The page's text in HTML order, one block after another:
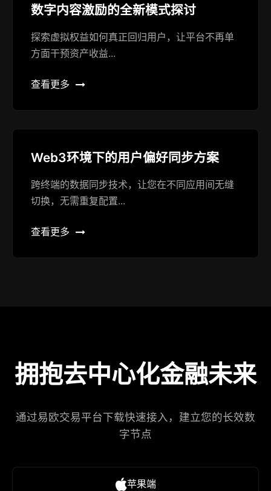
数字内容激励的全新模式探讨
探索虚拟权益如何真正回归用户，让平台不再单
方面干预资产收益...
查看更多
Web3环境下的用户偏好同步方案
跨终端的数据同步技术，让您在不同应用间无缝
切换，无需重复配置...
查看更多
拥抱去中心化金融未来
通过易欧交易平台下载快速接入，建立您的长效数
字节点
苹果端